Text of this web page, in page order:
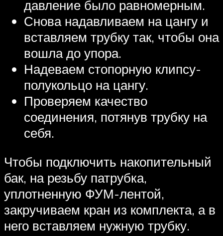
давление было равномерным.
Снова надавливаем на цангу и
вставляем трубку так, чтобы она
вошла до упора.
Надеваем стопорную клипсу-
полукольцо на цангу.
Проверяем качество
соединения, потянув трубку на
себя.
Чтобы подключить накопительный
бак, на резьбу патрубка,
уплотненную ФУМ-лентой,
закручиваем кран из комплекта, а в
него вставляем нужную трубку.